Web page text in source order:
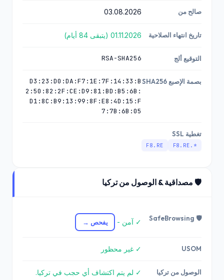
صالح من 03.08.2026
تاريخ انتهاء الصلاحية 01.11.2026 (يتبقى 84 أيام)
التوقيع ألج RSA-SHA256
بصمة الإصبع SHA256
D3:23:D0:DA:F7:1E:7F:14:33:B
2:50:82:2F:CE:D9:81:BD:B5:6B:
D1:8C:B9:13:99:8F:E8:4D:15:F
7:7B:6B:05
تغطية SSL
*.F8.RE
F8.RE
🛡️ مصداقية & الوصول من تركيا
🛡️ SafeBrowsing ✓ آمن - يفحص →
USOM ✓ غير محظور
الوصول من تركيا ✓ لم يتم اكتشاف أي حجب في تركيا.